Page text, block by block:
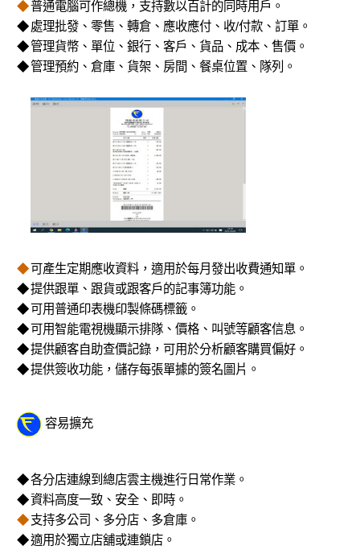
◆普通電腦可作總機，支持數以百計的同時用戶。
◆處理批發、零售、轉倉、應收應付、收/付款、訂單。
◆管理貨幣、單位、銀行、客戶、貨品、成本、售價。
◆管理預約、倉庫、貨架、房間、餐桌位置、隊列。
◆可產生定期應收資料，適用於每月發出收費通知單。
◆提供跟單、跟貨或跟客戶的記事簿功能。
◆可用普通印表機印製條碼標籤。
◆可用智能電視機顯示排隊、價格、叫號等顧客信息。
◆提供顧客自助查價記錄，可用於分析顧客購買偏好。
◆提供簽收功能，儲存每張單據的簽名圖片。
容易擴充
◆各分店連線到總店雲主機進行日常作業。
◆資料高度一致、安全、即時。
◆支持多公司、多分店、多倉庫。
◆適用於獨立店舖或連鎖店。